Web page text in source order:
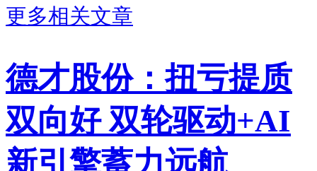
更多相关文章
德才股份：扭亏提质
双向好 双轮驱动+AI
新引擎蓄力远航